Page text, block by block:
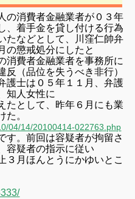
の消費者金融業者が０３年
、着手金を貸し付ける行為
たなどとして、川窪仁帥弁
の懲戒処分にしたと
消費者金融業者を事務所に
反（品位を失うべき非行）
護士は０５年１１月、弁護
知人女性に
たとして、昨年６月にも業
た。
04/14/20100414-022763.php
す。前回は容疑者が拘留さ
容疑者の指示に従い
３月 ほんとうにかゆいとこ